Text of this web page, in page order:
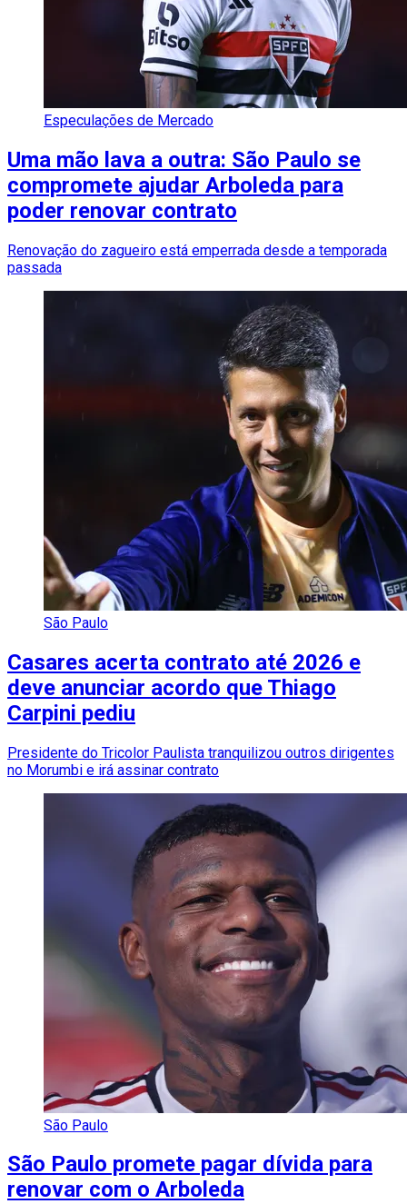
Especulações de Mercado
Uma mão lava a outra: São Paulo se
compromete ajudar Arboleda para
poder renovar contrato
Renovação do zagueiro está emperrada desde a temporada
passada
São Paulo
Casares acerta contrato até 2026 e
deve anunciar acordo que Thiago
Carpini pediu
Presidente do Tricolor Paulista tranquilizou outros dirigentes
no Morumbi e irá assinar contrato
São Paulo
São Paulo promete pagar dívida para
renovar com o Arboleda